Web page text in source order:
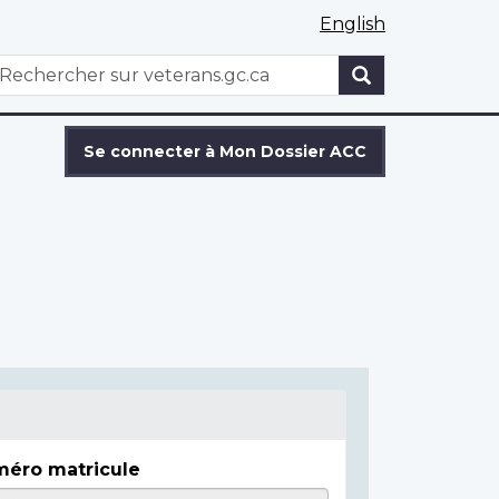
English
WxT
Se connecter à Mon Dossier ACC
matricule